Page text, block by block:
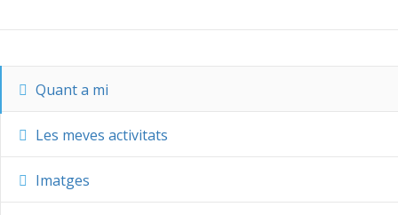
Quant a mi
Les meves activitats
Imatges